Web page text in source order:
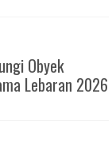
Obyek
Lebaran 2026